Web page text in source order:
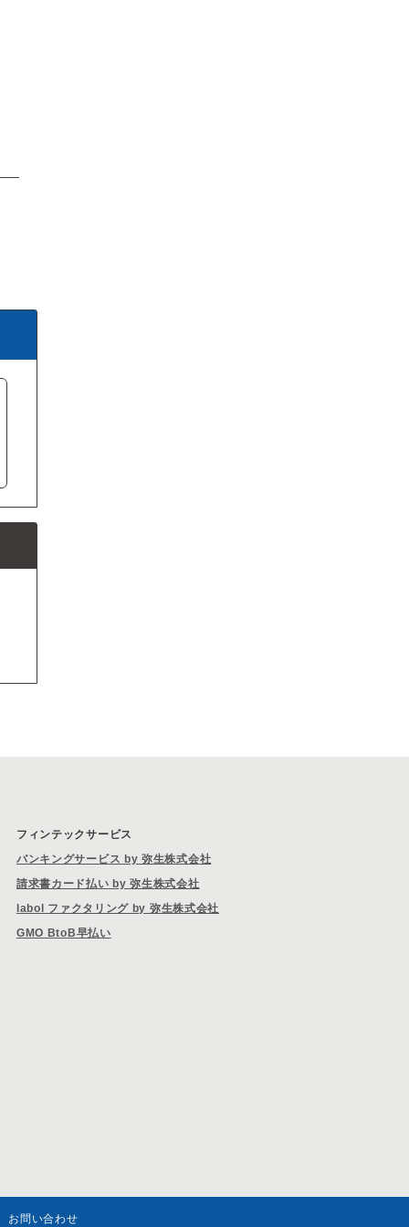
フィンテックサービス
バンキングサービス by 弥生株式会社
請求書カード払い by 弥生株式会社
labol ファクタリング by 弥生株式会社
GMO BtoB早払い
お問い合わせ